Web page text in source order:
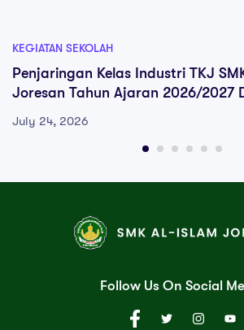
KEGIATAN SEKOLAH
Penjaringan Kelas Industri TKJ
Joresan Tahun Ajaran 2026/2027
Mengikuti Melalui Zoom
July 24, 2026
Follow Us On Social